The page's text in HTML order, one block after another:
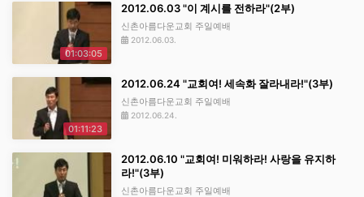
01:03:05
2012.06.03 "이 계시를 전하라"(2부)
신촌아름다운교회 주일예배
2012.06.03.
01:11:23
2012.06.24 "교회여! 세속화 잘라내라!"(3부)
신촌아름다운교회 주일예배
2012.06.24.
2012.06.10 "교회여! 미워하라! 사랑을 유지하
라!"(3부)
신촌아름다운교회 주일예배